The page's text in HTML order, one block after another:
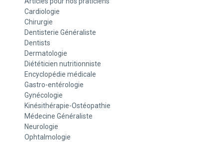
Cardiologie
Chirurgie
Dentisterie Généraliste
Dentists
Dermatologie
Diététicien nutritionniste
Encyclopédie médicale
Gastro-entérologie
Gynécologie
Kinésithérapie-Ostéopathie
Médecine Généraliste
Neurologie
Ophtalmologie